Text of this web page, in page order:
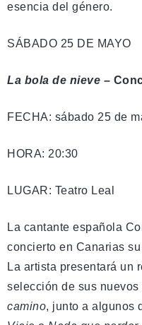
esencia del género.
SÁBADO 25 DE MAYO
La bola de nieve –
FECHA: sábado 25 de
HORA: 20:30
LUGAR: Teatro Leal
La cantante española
concierto en Canarias
La artista presentará un
selección de sus nuevos
camino, junto a algunos